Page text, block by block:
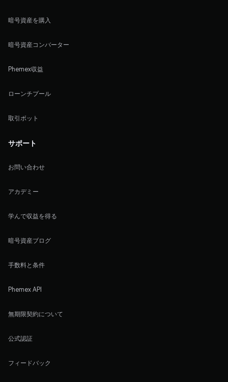
暗号資産を購入
暗号資産コンバーター
Phemex収益
ローンチプール
取引ボット
サポート
お問い合わせ
アカデミー
学んで収益を得る
暗号資産ブログ
手数料と条件
Phemex API
無期限契約について
公式認証
フィードバック